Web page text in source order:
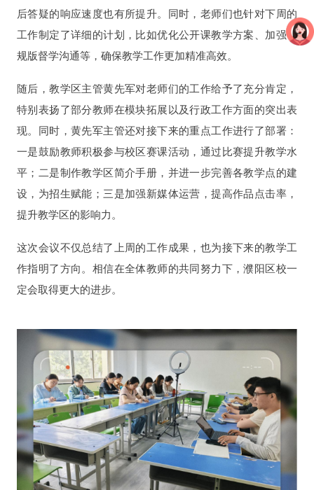
后答疑的响应速度也有所提升。同时，老师们也针对下周的
工作制定了详细的计划，比如优化公开课教学方案、加强常
规版督学沟通等，确保教学工作更加精准高效。
随后，教学区主管黄先军对老师们的工作给予了充分肯定，
特别表扬了部分教师在模块拓展以及行政工作方面的突出表
现。同时，黄先军主管还对接下来的重点工作进行了部署：
一是鼓励教师积极参与校区赛课活动，通过比赛提升教学水
平；二是制作教学区简介手册，并进一步完善各教学点的建
设，为招生赋能；三是加强新媒体运营，提高作品点击率，
提升教学区的影响力。
这次会议不仅总结了上周的工作成果，也为接下来的教学工
作指明了方向。相信在全体教师的共同努力下，濮阳区校一
定会取得更大的进步。